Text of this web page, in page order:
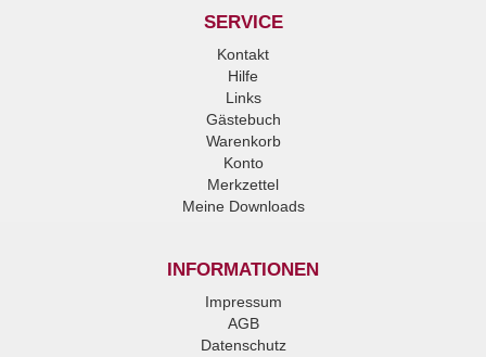
SERVICE
Kontakt
Hilfe
Links
Gästebuch
Warenkorb
Konto
Merkzettel
Meine Downloads
INFORMATIONEN
Impressum
AGB
Datenschutz